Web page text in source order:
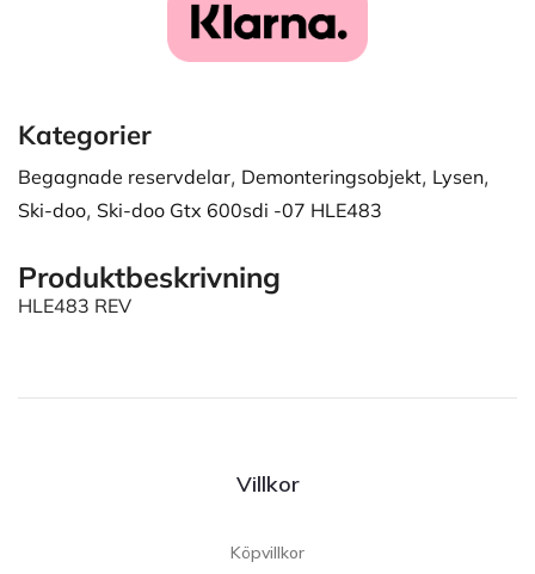
Kategorier
Begagnade reservdelar, Demonteringsobjekt, Lysen,
Ski-doo, Ski-doo Gtx 600sdi -07 HLE483
Produktbeskrivning
HLE483 REV
Villkor
Köpvillkor